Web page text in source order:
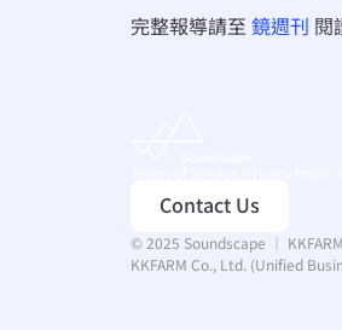
完整報導請至 鏡週刊 閱
Contact Us
© 2025 Soundscape ｜
KKFARM Co., Ltd. (Unified